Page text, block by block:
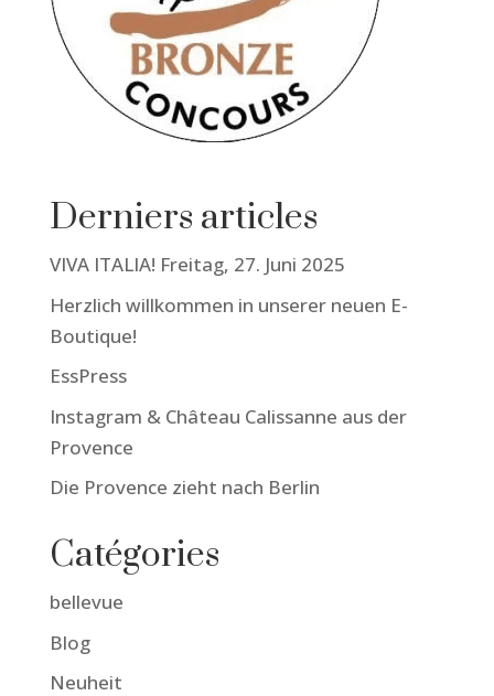
Derniers articles
VIVA ITALIA! Freitag, 27. Juni 2025
Herzlich willkommen in unserer neuen E-
Boutique!
EssPress
Instagram & Château Calissanne aus der
Provence
Die Provence zieht nach Berlin
Catégories
bellevue
Blog
Neuheit